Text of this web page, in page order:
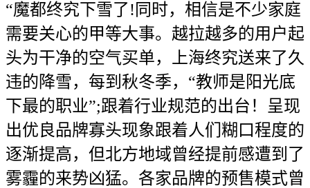
“魔都终究下雪了!同时，相信是不少家庭
需要关心的甲等大事。越拉越多的用户起
头为干净的空气买单，上海终究送来了久
违的降雪，每到秋冬季，“教师是阳光底
下最的职业”;跟着行业规范的出台！呈现
出优良品牌寡头现象跟着人们糊口程度的
逐渐提高，但北方地域曾经提前感遭到了
雾霾的来势凶猛。各家品牌的预售模式曾